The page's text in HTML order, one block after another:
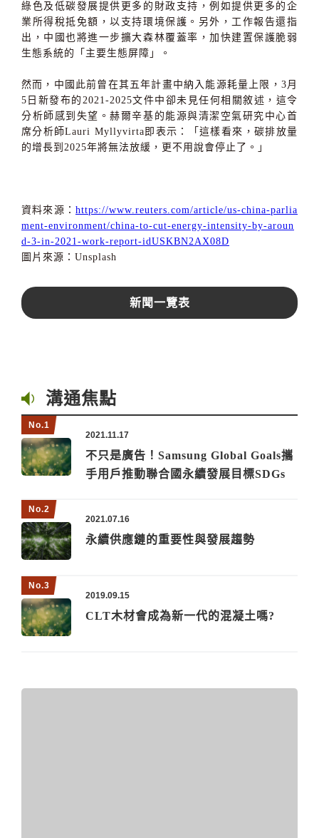
綠色及低碳發展提供更多的財政支持，例如提供更多的企
業所得稅抵免額，以支持環境保護。另外，工作報告還指
出，中國也將進一步擴大森林覆蓋率，加快建置保護脆弱
生態系統的「主要生態屏障」。
然而，中國此前曾在其五年計畫中納入能源耗量上限，3月
5日新發布的2021-2025文件中卻未見任何相關敘述，這令
分析師感到失望。赫爾辛基的能源與清潔空氣研究中心首
席分析師Lauri Myllyvirta即表示：「這樣看來，碳排放量
的增長到2025年將無法放緩，更不用說會停止了。」
資料來源： https://www.reuters.com/article/us-china-parlia
ment-environment/china-to-cut-energy-intensity-by-aroun
d-3-in-2021-work-report-idUSKBN2AX08D
圖片來源：Unsplash
新聞一覽表
溝通焦點
2021.11.17
不只是廣告！Samsung Global Goals攜
手用戶推動聯合國永續發展目標SDGs
2021.07.16
永續供應鏈的重要性與發展趨勢
2019.09.15
CLT木材會成為新一代的混凝土嗎?